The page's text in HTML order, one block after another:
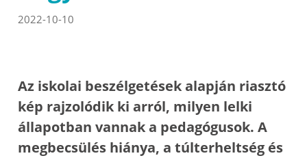
2022-10-10
Az iskolai beszélgetések alapján riasztó
kép rajzolódik ki arról, milyen lelki
állapotban vannak a pedagógusok. A
megbecsülés hiánya, a túlterheltség és